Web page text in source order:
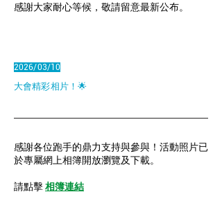
感謝大家耐心等候，敬請留意最新公布。
2026/03/10
大會精彩相片！🌟
感謝各位跑手的鼎力支持與參與！活動照片已
於專屬網上相簿開放瀏覽及下載。
請點擊 相簿連結